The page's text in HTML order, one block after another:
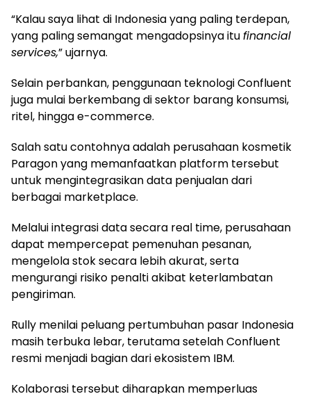
“Kalau saya lihat di Indonesia yang paling terdepan,
yang paling semangat mengadopsinya itufinancial
services,” ujarnya.
Selain perbankan, penggunaan teknologi Confluent
juga mulai berkembang di sektor barang konsumsi,
ritel, hingga e-commerce.
Salah satu contohnya adalah perusahaan kosmetik
Paragon yang memanfaatkan platform tersebut
untuk mengintegrasikan data penjualan dari
berbagai marketplace.
Melalui integrasi data secara real time, perusahaan
dapat mempercepat pemenuhan pesanan,
mengelola stok secara lebih akurat, serta
mengurangi risiko penalti akibat keterlambatan
pengiriman.
Rully menilai peluang pertumbuhan pasar Indonesia
masih terbuka lebar, terutama setelah Confluent
resmi menjadi bagian dari ekosistem IBM.
Kolaborasi tersebut diharapkan memperluas